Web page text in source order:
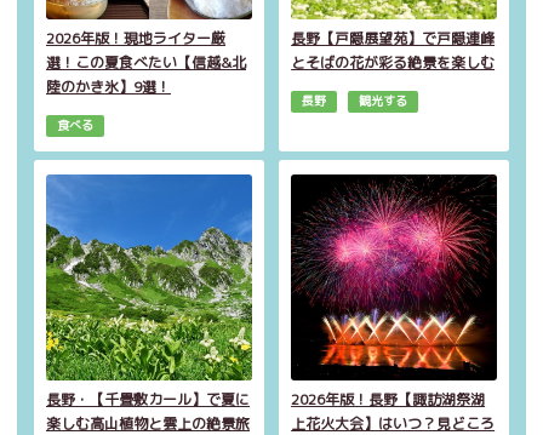
2026年版！現地ライター厳
選！この夏食べたい【信越&北
陸のかき氷】9選！
食べる
長野【戸隠展望苑】で戸隠連峰
とそばの花が彩る絶景を楽しむ
長野 観光する
長野・【千畳敷カール】で夏に
楽しむ高山植物と雲上の絶景旅
2026年版！長野【諏訪湖祭湖
上花火大会】はいつ？見どころ